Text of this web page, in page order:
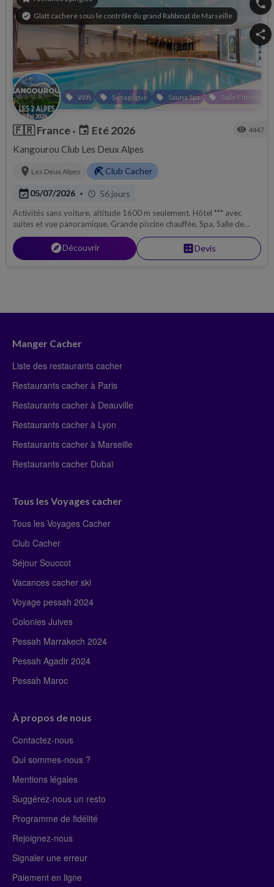
verified Glatt cachere sous le contrôle du grand Rabbinat de Marseille
local_offer Wifi local_offer Synagogue local_offer Sauna Spa local_offer Salle Fitness
phone
share
🇫🇷France • event Eté 2026 visibility 4447
Kangourou Club Les Deux Alpes
location_on Les Deux Alpes beach_access Club Cacher
event_available05/07/2026 • schedule 56 jours
Activités sans voiture, altitude 1600 m seulement. Hôtel *** avec
suites et vue panoramique. Grande piscine chauffée, Spa, Salle de
fitness. Ski d'été. Du 05/07 au 30/08 !
exploreDécouvrir calculateDevis
Manger Cacher
Liste des restaurants cacher
Restaurants cacher à Paris
Restaurants cacher à Deauville
Restaurants cacher à Lyon
Restaurants cacher à Marseille
Restaurants cacher Dubaï
Tous les Voyages cacher
Tous les Voyages Cacher
Club Cacher
Séjour Souccot
Vacances cacher ski
Voyage pessah 2024
Colonies Juives
Pessah Marrakech 2024
Pessah Agadir 2024
Pessah Maroc
À propos de nous
Contactez-nous
Qui sommes-nous ?
Mentions légales
Suggérez-nous un resto
Programme de fidélité
Rejoignez-nous
Signaler une erreur
Paiement en ligne